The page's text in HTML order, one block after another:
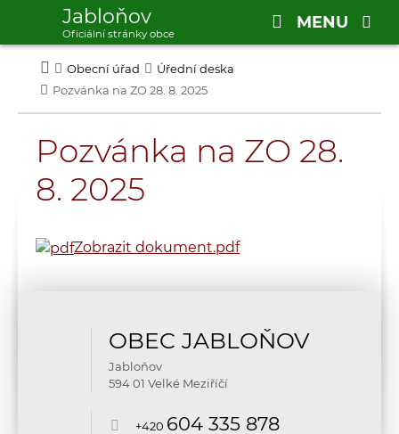
Obecní úřad
Úřední deska
Pozvánka na ZO 28. 8. 2025
Pozvánka na ZO 28.
8. 2025
Zobrazit dokument.pdf
OBEC JABLOŇOV
Jabloňov
594 01 Velké Meziříčí
+420 604 335 878
Jabloňov
Oficiální stránky obce
MENU